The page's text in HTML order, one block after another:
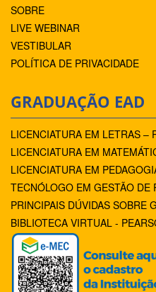
SOBRE
LIVE WEBINAR
VESTIBULAR
POLÍTICA DE PRIVACIDADE
GRADUAÇÃO EAD
LICENCIATURA EM LETRAS –
LICENCIATURA EM
LICENCIATURA EM
TECNÓLOGO EM GESTÃO DE
PRINCIPAIS DÚVIDAS SOBRE
BIBLIOTECA VIRTUAL -